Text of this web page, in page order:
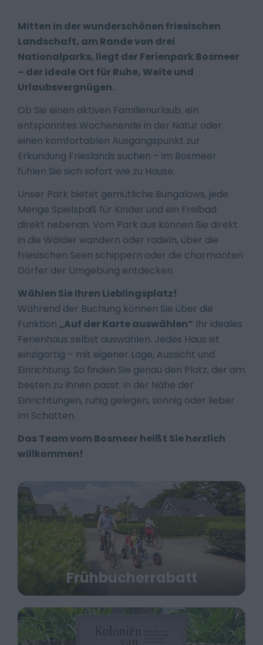
Mitten in der wunderschönen friesischen
Landschaft, am Rande von drei
Nationalparks, liegt der Ferienpark Bosmeer
– der ideale Ort für Ruhe, Weite und
Urlaubsvergnügen.
Ob Sie einen aktiven Familienurlaub, ein
entspanntes Wochenende in der Natur oder
einen komfortablen Ausgangspunkt zur
Erkundung Frieslands suchen – im Bosmeer
fühlen Sie sich sofort wie zu Hause.
Unser Park bietet gemütliche Bungalows, jede
Menge Spielspaß für Kinder und ein Freibad
direkt nebenan. Vom Park aus können Sie direkt
in die Wälder wandern oder radeln, über die
friesischen Seen schippern oder die charmanten
Dörfer der Umgebung entdecken.
Wählen Sie Ihren Lieblingsplatz!
Während der Buchung können Sie über die
Funktion „Auf der Karte auswählen“ Ihr ideales
Ferienhaus selbst auswählen. Jedes Haus ist
einzigartig – mit eigener Lage, Aussicht und
Einrichtung. So finden Sie genau den Platz, der am
besten zu Ihnen passt: in der Nähe der
Einrichtungen, ruhig gelegen, sonnig oder lieber
im Schatten.
Das Team vom Bosmeer heißt Sie herzlich
willkommen!
Frühbucherrabatt